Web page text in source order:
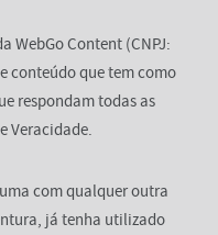
WebGo Content (CNPJ:
conteúdo que tem como
respondam todas as
Veracidade.
com qualquer outra
já tenha utilizado